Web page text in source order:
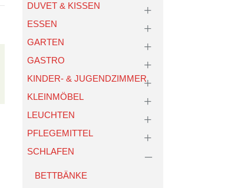
DUVET & KISSEN
ESSEN
GARTEN
GASTRO
KINDER- & JUGENDZIMMER
KLEINMÖBEL
LEUCHTEN
PFLEGEMITTEL
SCHLAFEN
BETTBÄNKE